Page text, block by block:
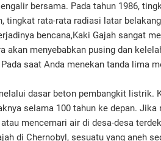
bersama. Pada tahun 1986,
tingkat rata-rata radiasi latar
bencana,Kaki Gajah sangat
akan menyebabkan pusing dan
saat Anda menekan tanda lima
dasar beton pembangkit listrik.
selama 100 tahun ke depan. Jika
mencemari air di desa-desa
di Chernobyl, sesuatu yang aneh